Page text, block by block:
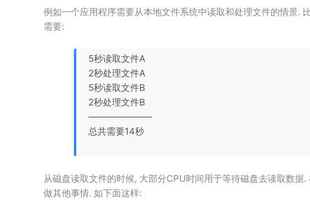
例如一个应用程序需要从本地文件系统中读取和处理文件的情景.
需要:
5秒读取文件A
2秒处理文件A
5秒读取文件B
2秒处理文件B
———————
总共需要14秒
从磁盘读取文件的时候, 大部分CPU时间用于等待磁盘去读取数
做其他事情. 如下面这样: